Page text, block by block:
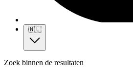
🇳🇱
Zoek binnen de resultaten